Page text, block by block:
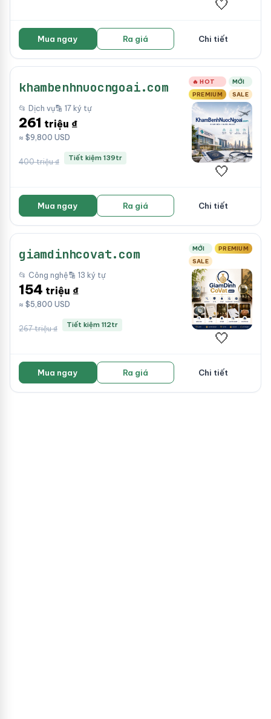
🤍
Mua ngay Ra giá Chi tiết
khambenhnuocngoai.com 🔥 HOT
MỚI
PREMIUM
SALE
📂 Dịch vụ🔡 17 ký tự
261 triệu ₫
≈ $9,800 USD
400 triệu ₫ Tiết kiệm 139tr
🤍
Mua ngay Ra giá Chi tiết
giamdinhcovat.com MỚI
PREMIUM
SALE
📂 Công nghệ🔡 13 ký tự
154 triệu ₫
≈ $5,800 USD
267 triệu ₫ Tiết kiệm 112tr
🤍
Mua ngay Ra giá Chi tiết